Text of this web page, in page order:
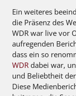
Ein weiteres
die Präsenz des
WDR war live vor
aufregenden
dass ein so
WDR dabei war,
und Beliebtheit
Diese